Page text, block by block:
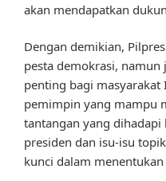
akan mendapatkan
Dengan demikian,
pesta demokrasi,
penting bagi
pemimpin yang mampu
tantangan yang dihadapi
presiden dan isu-isu
kunci dalam